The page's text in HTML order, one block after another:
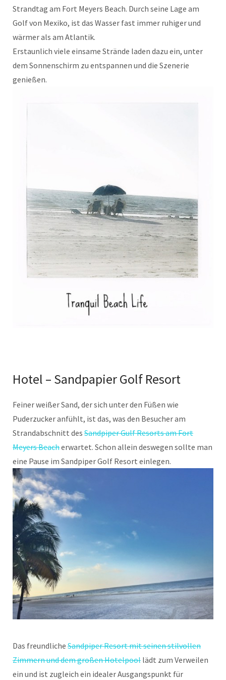
Strandtag am Fort Meyers Beach. Durch seine Lage am
Golf von Mexiko, ist das Wasser fast immer ruhiger und
wärmer als am Atlantik.
Erstaunlich viele einsame Strände laden dazu ein, unter
dem Sonnenschirm zu entspannen und die Szenerie
genießen.
Hotel – Sandpapier Golf Resort
Feiner weißer Sand, der sich unter den Füßen wie
Puderzucker anfühlt, ist das, was den Besucher am
Strandabschnitt des Sandpiper Gulf Resorts am Fort
Meyers Beacherwartet. Schon allein deswegen sollte man
eine Pause im Sandpiper Golf Resort einlegen.
Das freundliche Sandpiper Resort mit seinen stilvollen
Zimmern und dem großen Hotelpool lädt zum Verweilen
ein und ist zugleich ein idealer Ausgangspunkt für